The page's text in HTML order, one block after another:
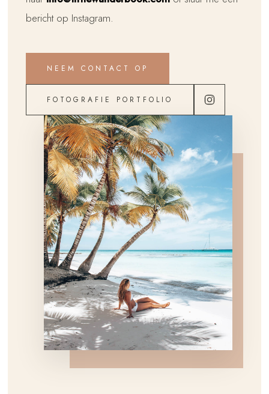
bericht op Instagram.
NEEM CONTACT OP
FOTOGRAFIE PORTFOLIO